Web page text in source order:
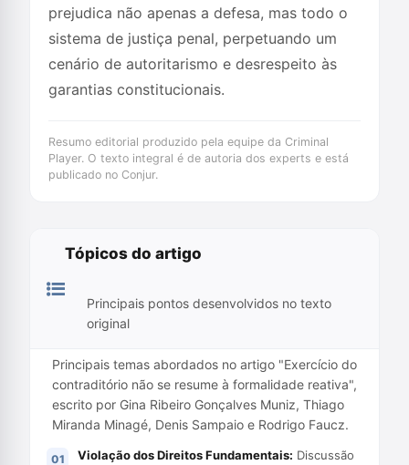
prejudica não apenas a defesa, mas todo o
sistema de justiça penal, perpetuando um
cenário de autoritarismo e desrespeito às
garantias constitucionais.
Resumo editorial produzido pela equipe da Criminal
Player. O texto integral é de autoria dos experts e está
publicado no Conjur.
Tópicos do artigo
Principais pontos desenvolvidos no texto
original
Principais temas abordados no artigo "Exercício do
contraditório não se resume à formalidade reativa",
escrito por Gina Ribeiro Gonçalves Muniz, Thiago
Miranda Minagé, Denis Sampaio e Rodrigo Faucz.
Violação dos Direitos Fundamentais: Discussão